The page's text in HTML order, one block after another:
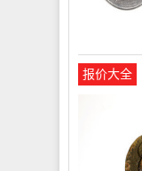
报价大全